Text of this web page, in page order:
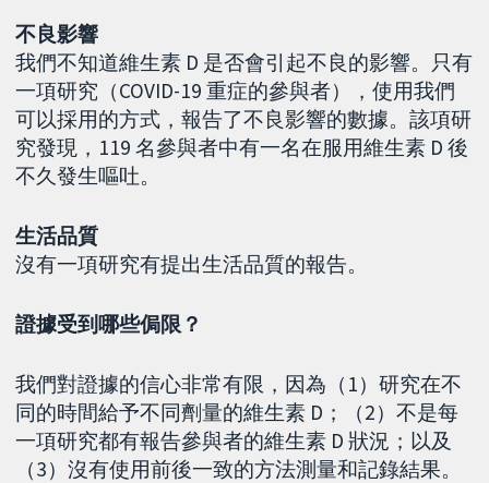
不良影響
我們不知道維生素 D 是否會引起不良的影響。只有
一項研究（COVID-19 重症的參與者），使用我們
可以採用的方式，報告了不良影響的數據。該項研
究發現，119 名參與者中有一名在服用維生素 D 後
不久發生嘔吐。
生活品質
沒有一項研究有提出生活品質的報告。
證據受到哪些侷限？
我們對證據的信心非常有限，因為（1）研究在不
同的時間給予不同劑量的維生素 D；（2）不是每
一項研究都有報告參與者的維生素 D 狀況；以及
（3）沒有使用前後一致的方法測量和記錄結果。